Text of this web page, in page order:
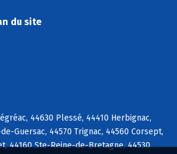
du site
44630 Plessé, 44410 Herbignac,
Guersac, 44570 Trignac, 44560 Corsept,
44160 Ste-Reine-de-Bretagne, 44530